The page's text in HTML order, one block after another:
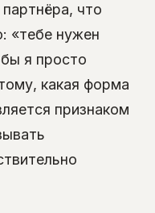
что
«тебе нужен
я просто
какая форма
признаком